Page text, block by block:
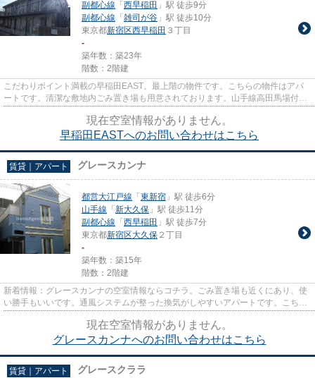
副都心線 「 西早稲田 」駅 徒歩9分
副都心線 「 雑司が谷 」駅 徒歩10分
東京都新宿区西早稲田 ３丁目
-
築年数：築23年
階数：2階建
こだわりポイント満載の早稲田EAST。最上階の物件です。こちらの物件はアパ
ートです。清潔な敷地内ごみ置き場も用意されております。山手線高田馬場付近
現在空室情報がありません。
早稲田EASTへのお問い合わせはこちら
賃貸｜アパート グレースカンナ
都営大江戸線 「 東新宿 」駅 徒歩6分
山手線 「 新大久保 」駅 徒歩11分
副都心線 「 西早稲田 」駅 徒歩7分
東京都新宿区大久保 ２丁目
-
築年数：築15年
階数：2階建
新着情報：グレースカンナの空室情報ならコチラ。ごみ置き場も近くにあり、使
い勝手もいいです。通風システムが整った換気がしやすいアパートです。こちら
現在空室情報がありません。
グレースカンナへのお問い合わせはこちら
賃貸｜アパート グレースクララ